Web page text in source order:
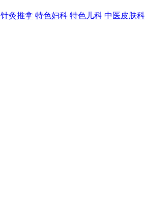
针灸推拿 特色妇科 特色儿科 中医皮肤科